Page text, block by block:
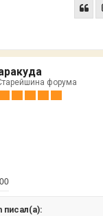
форума
писал(а):